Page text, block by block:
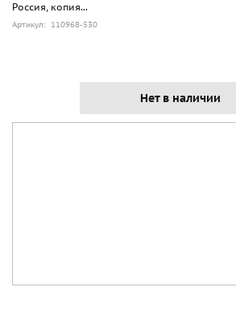
1865 года. В 1881 году пехотная сабля
сабля образца 1826 года была
одежды гражданских служащих
Была заменена у них шпагами.
Россия, копия...
Артикул: 110968-530
Нет в наличии